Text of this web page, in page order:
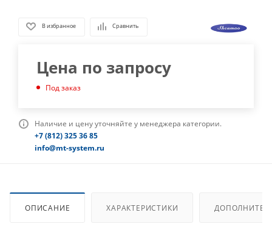
В избранное Сравнить
Цена по запросу
Под заказ
Наличие и цену уточняйте у менеджера категории.
+7 (812) 325 36 85
info@mt-system.ru
ОПИСАНИЕ ХАРАКТЕРИСТИКИ